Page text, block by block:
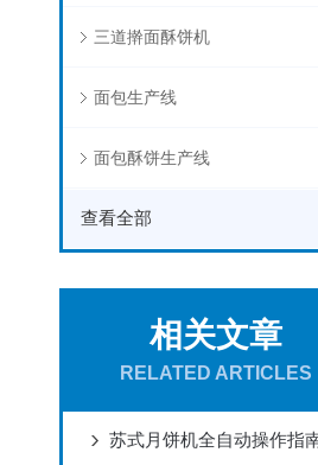
三道擀面酥饼机
面包生产线
面包酥饼生产线
查看全部
相关文章
RELATED ARTICLES